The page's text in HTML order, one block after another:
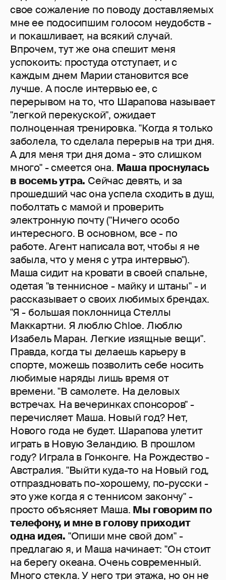
свое сожаление по поводу доставляемых
мне ее подосипшим голосом неудобств -
и покашливает, на всякий случай.
Впрочем, тут же она спешит меня
успокоить: простуда отступает, и с
каждым днем Марии становится все
лучше. А после интервью ее, с
перерывом на то, что Шарапова называет
"легкой перекуской", ожидает
полноценная тренировка. "Когда я только
заболела, то сделала перерыв на три дня.
А для меня три дня дома - это слишком
много" - смеется она. Маша проснулась
в восемь утра. Сейчас девять, и за
прошедший час она успела сходить в душ,
поболтать с мамой и проверить
электронную почту ("Ничего особо
интересного. В основном, все - по
работе. Агент написала вот, чтобы я не
забыла, что у меня с утра интервью").
Маша сидит на кровати в своей спальне,
одетая "в теннисное - майку и штаны" - и
рассказывает о своих любимых брендах.
"Я - большая поклонница Стеллы
Маккартни. Я люблю Chloe. Люблю
Изабель Маран. Легкие изящные вещи".
Правда, когда ты делаешь карьеру в
спорте, можешь позволить себе носить
любимые наряды лишь время от
времени. "В самолете. На деловых
встречах. На вечеринках спонсоров" -
перечисляет Маша. Новый год? Нет,
Нового года не будет. Шарапова улетит
играть в Новую Зеландию. В прошлом
году? Играла в Гонконге. На Рождество -
Австралия. "Выйти куда-то на Новый год,
отпраздновать по-хорошему, по-русски -
это уже когда я с теннисом закончу" -
просто объясняет Маша. Мы говорим по
телефону, и мне в голову приходит
одна идея. "Опиши мне свой дом" -
предлагаю я, и Маша начинает: "Он стоит
на берегу океана. Очень современный.
Много стекла. У него три этажа, но он не